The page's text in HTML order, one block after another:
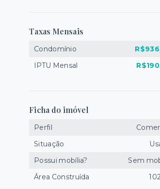
Taxas Mensais
Condomínio
IPTU Mensal
Ficha do imóvel
Perfil
Situação
Possui mobília?
Sem
Área Construída